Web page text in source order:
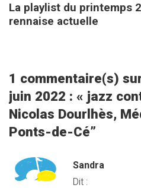
La playlist du printemps
rennaise actuelle
1 commentaire(s)
juin 2022 : « jazz
Nicolas Dourlhès,
Ponts-de-Cé”
Sandra
Dit :